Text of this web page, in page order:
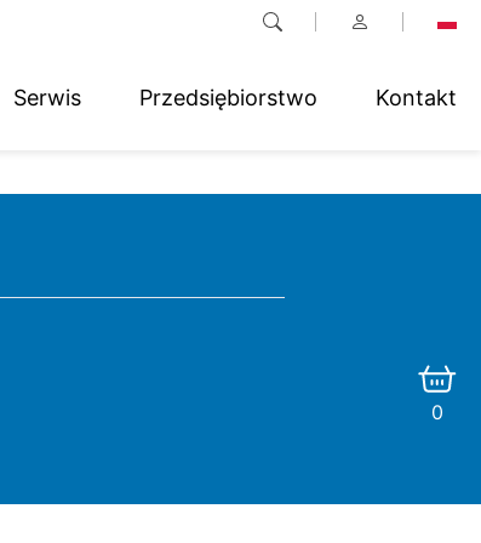
Serwis Przedsiębiorstwo Kontakt
0